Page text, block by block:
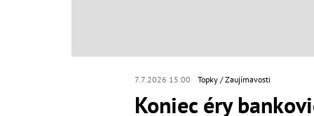
7.7.2026 15:00 Topky Zaujímavosti
Koniec éry